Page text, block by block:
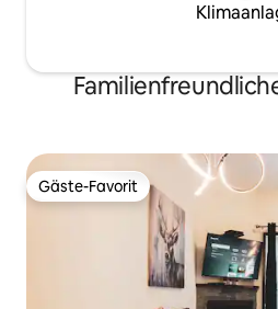
Gäste-Favorit
Gäste-Favorit